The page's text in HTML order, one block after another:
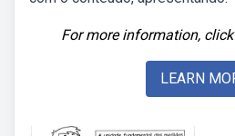
For more information,
LEARN